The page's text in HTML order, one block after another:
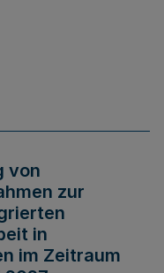
von
zur
in
im Zeitraum